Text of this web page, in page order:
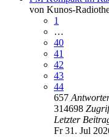
von Kunos-
1
…
40
41
42
43
44
657
314698
Letzter
Fr 31. Jul